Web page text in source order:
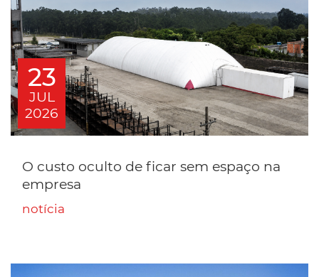
23
JUL
2026
O custo oculto de ficar sem espaço na
empresa
notícia